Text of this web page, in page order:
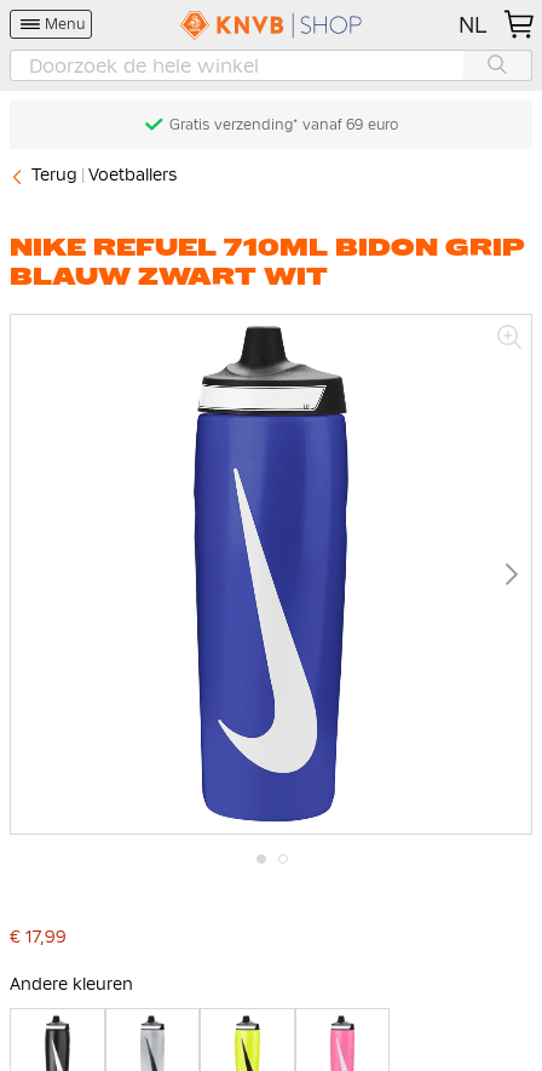
Menu NL
Gratis verzending* vanaf 69 euro
Terug Voetballers
NIKE REFUEL 710ML BIDON GRIP
BLAUW ZWART WIT
begin
de
€ 17,99
Andere kleuren